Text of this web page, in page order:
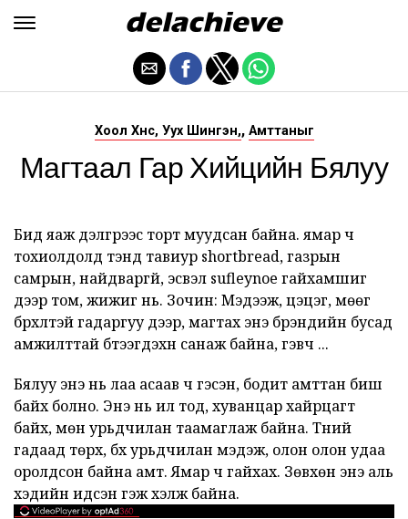
Хоол Хүнс, Уух Шингэн,, Амттаныг
Магтаал Гар Хийцийн Бялуу
Бид яаж дэлгүүрээс торт муудсан байна. ямар ч
тохиолдолд тэнд тавиур shortbread, газрын
самрын, найдваргүй, эсвэл sufleynoe гайхамшиг
дээр том, жижиг нь. Зочин: Мэдээж, цэцэг, мөөг
бүрхүүлтэй гадаргуу дээр, магтах энэ брэндийн бусад
амжилттай бүтээгдэхүүн санаж байна, гэвч ...
Бялуу энэ нь лаа асаав ч гэсэн, бодит амттан биш
байх болно. Энэ нь ил тод, хуванцар хайрцагт
байх, мөн урьдчилан таамаглаж байна. Түүний
гадаад төрх, бүх урьдчилан мэдэж, олон олон удаа
оролдсон байна амт. Ямар ч гайхах. Зөвхөн энэ аль
хэдийн идсэн гэж хэлж байна.